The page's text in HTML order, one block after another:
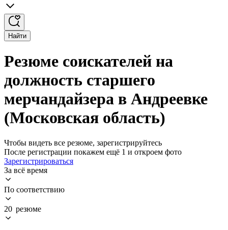
Найти
Резюме соискателей на
должность старшего
мерчандайзера в Андреевке
(Московская область)
Чтобы видеть все резюме, зарегистрируйтесь
После регистрации покажем ещё 1 и откроем фото
Зарегистрироваться
За всё время
По соответствию
20 резюме